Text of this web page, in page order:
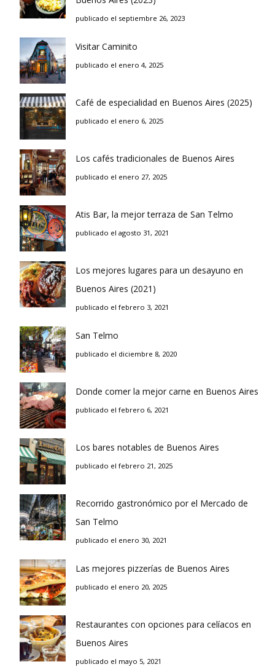
publicado el septiembre 26, 2023
Visitar Caminito
publicado el enero 4, 2025
Café de especialidad en Buenos Aires (2025)
publicado el enero 6, 2025
Los cafés tradicionales de Buenos Aires
publicado el enero 27, 2025
Atis Bar, la mejor terraza de San Telmo
publicado el agosto 31, 2021
Los mejores lugares para un desayuno en
Buenos Aires (2021)
publicado el febrero 3, 2021
San Telmo
publicado el diciembre 8, 2020
Donde comer la mejor carne en Buenos Aires
publicado el febrero 6, 2021
Los bares notables de Buenos Aires
publicado el febrero 21, 2025
Recorrido gastronómico por el Mercado de
San Telmo
publicado el enero 30, 2021
Las mejores pizzerías de Buenos Aires
publicado el enero 20, 2025
Restaurantes con opciones para celíacos en
Buenos Aires
publicado el mayo 5, 2021